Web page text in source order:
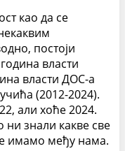
као да се
постоји
власти
власти ДОС-а
(2012-2024).
али хоће 2024.
ни знали какве све
имамо међу нама.